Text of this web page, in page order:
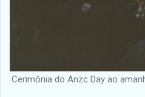
Cerimônia do Anzc Day ao